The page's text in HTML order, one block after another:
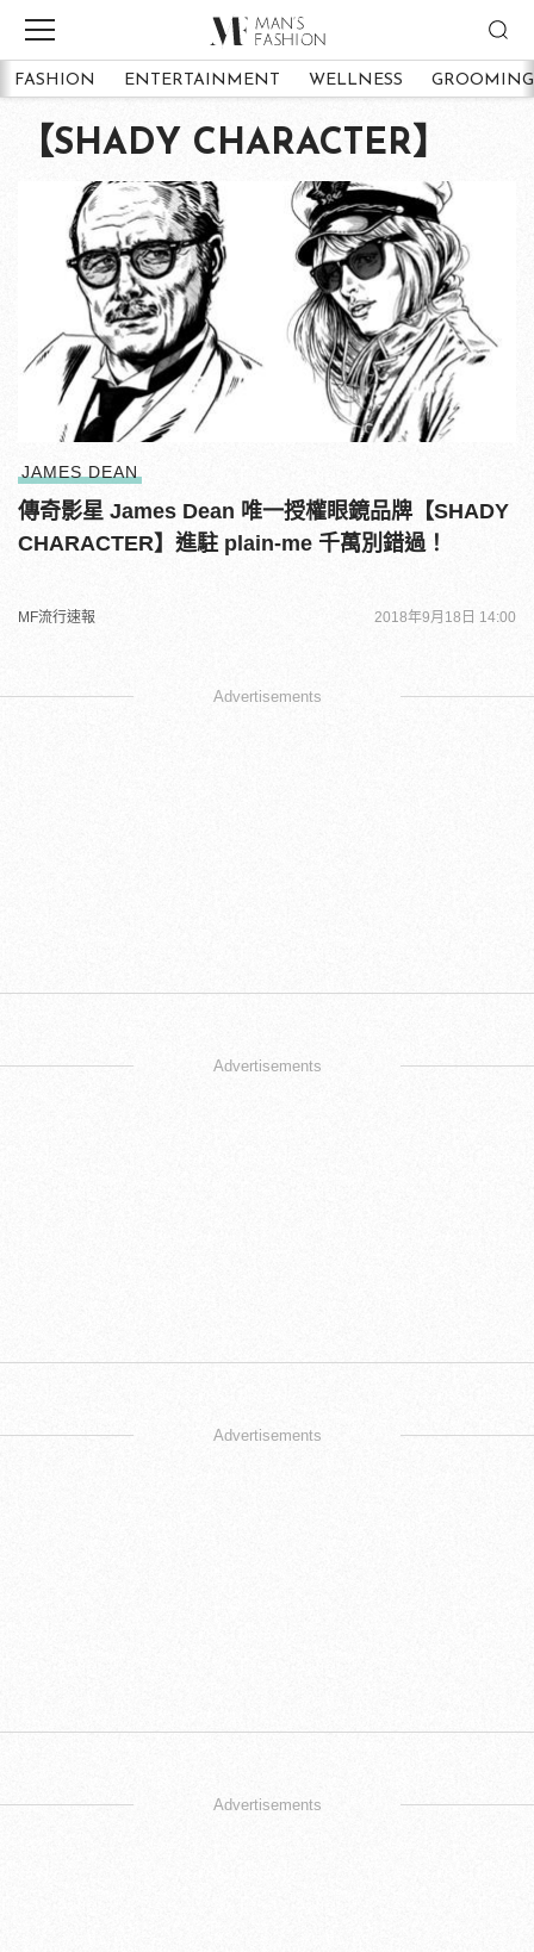
FASHION ENTERTAINMENT WELLNESS GROOMING
【SHADY CHARACTER】
JAMES DEAN
傳奇影星 James Dean 唯一授權眼鏡品牌【SHADY
CHARACTER】進駐 plain-me 千萬別錯過！
MF流行速報 2018年9月18日 14:00
Advertisements
Advertisements
Advertisements
Advertisements